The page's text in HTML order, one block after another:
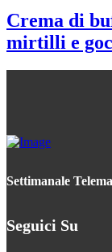
Crema di
mirtilli e
Settimanale
Seguici Su